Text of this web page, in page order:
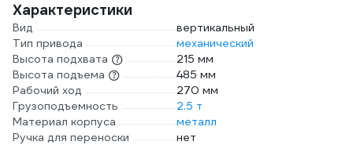
Характеристики
Вид
вертикальный
Тип привода
механический
Высота подхвата
215 мм
Высота подъема
485 мм
Рабочий ход
270 мм
Грузоподъемность
2.5 т
Материал корпуса
металл
Ручка для переноски
нет